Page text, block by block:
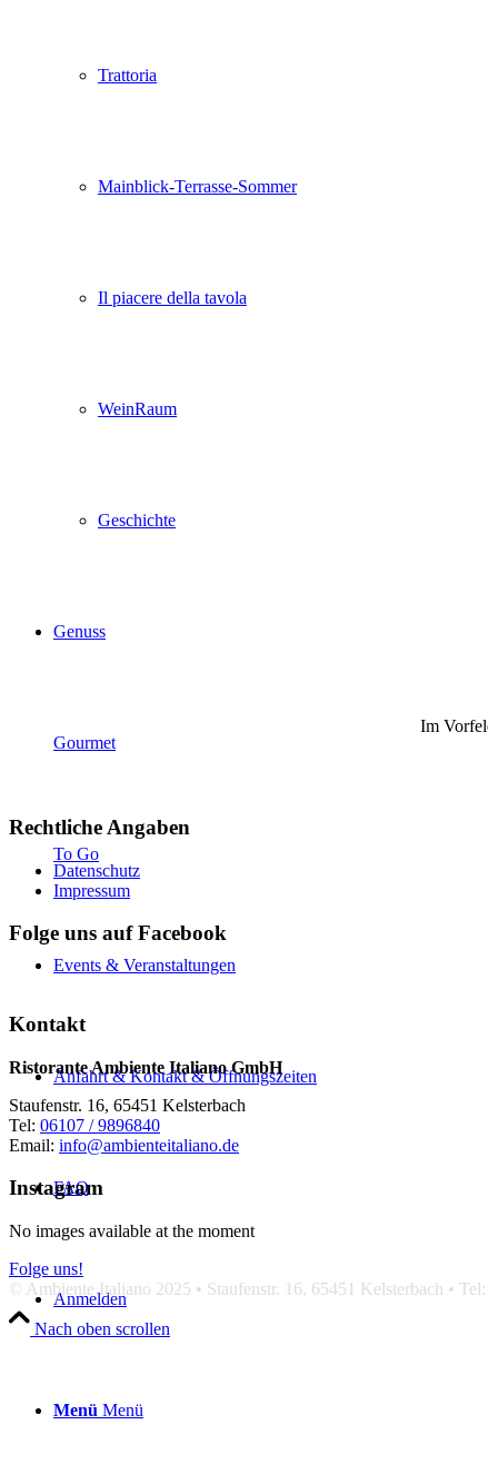
Trattoria
Mainblick-Terrasse-Sommer
Il piacere della tavola
WeinRaum
Geschichte
Genuss
Gourmet
To Go
Events & Veranstaltungen
Anfahrt & Kontakt & Öffnungszeiten
FAQ
Anmelden
Menü Menü
Im
Rechtliche Angaben
Datenschutz
Impressum
Folge uns auf Facebook
Kontakt
Ristorante Ambiente Italiano GmbH
Staufenstr. 16, 65451 Kelsterbach
Tel: 06107 / 9896840
Email: info@ambienteitaliano.de
Instagram
No images available at the moment
Folge uns!
© Ambiente Italiano 2025 • Staufenstr. 16, 65451 Kelsterbach •
Nach oben scrollen